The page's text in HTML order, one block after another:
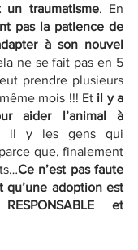
traumatisme. En
pas la patience de
à son nouvel
ne se fait pas en 5
prendre plusieurs
mois !!! Et il y a
aider l’animal à
il y les gens qui
que, finalement
Ce n’est pas faute
adoption est
et